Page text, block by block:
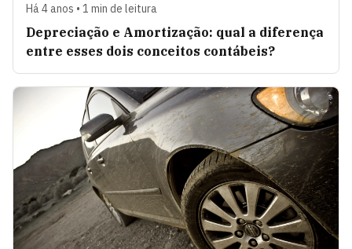
Há 4 anos • 1 min de leitura
Depreciação e Amortização: qual a diferença
entre esses dois conceitos contábeis?